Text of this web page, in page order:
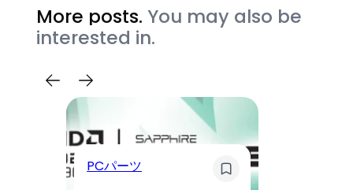
More posts. You may also be
interested in.
PCパーツ